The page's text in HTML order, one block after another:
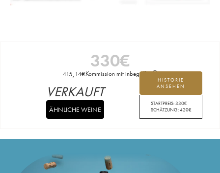
330€
415,14€Kommission mit inbegriffen
HISTORIE
ANSEHEN
STARTPREIS:330€
SCHÄTZUNG:420€
VERKAUFT
ÄHNLICHE WEINE